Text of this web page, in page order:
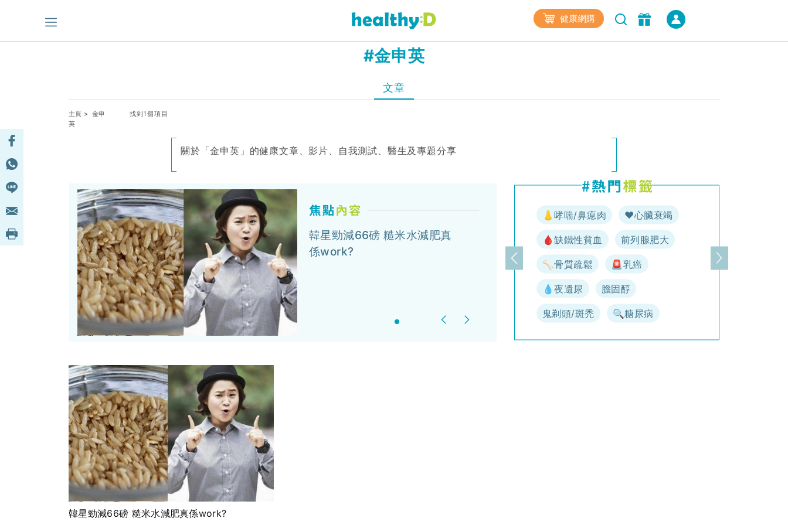
健康網購
#金申英
文章
主頁 > 金申
英
找到1個項目
關於「金申英」的健康文章、影片、自我測試、醫生及專題分享
韓星勁減66磅 糙米水減肥真
係work?
Previous
上一頁
👃哮喘/鼻瘜肉 ♥️心臟衰竭
🩸缺鐵性貧血 前列腺肥大
🦴骨質疏鬆 🚨乳癌
💧夜遺尿 膽固醇
鬼剃頭/斑禿 🔍糖尿病
下一頁
韓星勁減66磅 糙米水減肥真係work?